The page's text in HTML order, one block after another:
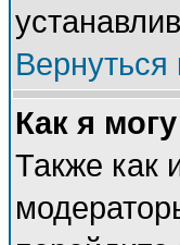
Вернуться
Как я
Также как